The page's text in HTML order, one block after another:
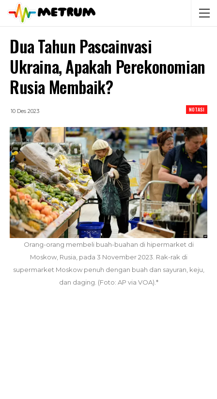
Dua Tahun Pascainvasi
Ukraina, Apakah Perekonomian
Rusia Membaik?
NOTASI
10 Des 2023
Orang-orang membeli buah-buahan di hipermarket di
Moskow, Rusia, pada 3 November 2023. Rak-rak di
supermarket Moskow penuh dengan buah dan sayuran, keju,
dan daging. (Foto: AP via VOA).*